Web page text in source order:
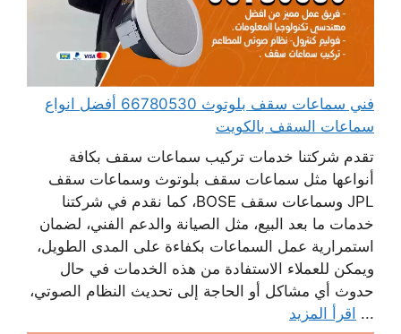
فني سماعات سقف بلوتوث 66780530 أفضل انواع
سماعات السقف بالكويت
تقدم شركتنا خدمات تركيب سماعات سقف بكافة
أنواعها مثل سماعات سقف بلوتوث وسماعات سقف
JPL وسماعات سقف BOSE، كما نقدم في شركتنا
خدمات ما بعد البيع، مثل الصيانة والدعم الفني، لضمان
استمرارية عمل السماعات بكفاءة على المدى الطويل،
ويمكن للعملاء الاستفادة من هذه الخدمات في حال
حدوث أي مشاكل أو الحاجة إلى تحديث النظام الصوتي،
... اقرأ المزيد